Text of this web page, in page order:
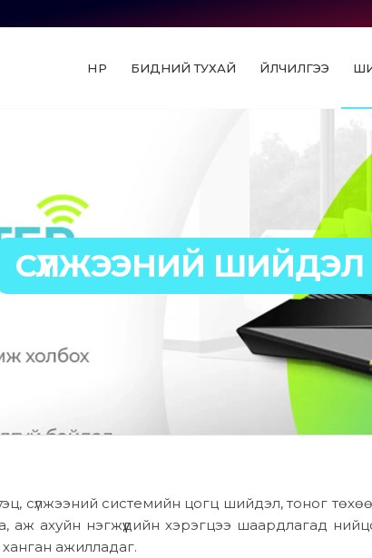
НҮҮР БИДНИЙ ТУХАЙ ҮЙЛЧИЛГЭЭ
СҮЛЖЭЭНИЙ ШИЙДЭЛ
сүлжээний системийн цогц шийдэл, тоног
аж ахуйн нэгжүүдийн хэрэгцээ шаардлагад
ажилладаг.